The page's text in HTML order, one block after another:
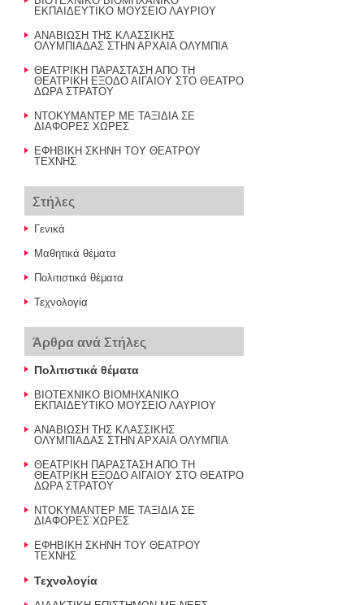
ΕΚΠΑΙΔΕΥΤΙΚΟ ΜΟΥΣΕΙΟ ΛΑΥΡΙΟΥ
ΑΝΑΒΙΩΣΗ ΤΗΣ ΚΛΑΣΣΙΚΗΣ
ΟΛΥΜΠΙΑΔΑΣ ΣΤΗΝ ΑΡΧΑΙΑ ΟΛΥΜΠΙΑ
ΘΕΑΤΡΙΚΗ ΠΑΡΑΣΤΑΣΗ ΑΠΟ ΤΗ
ΘΕΑΤΡΙΚΗ ΕΞΟΔΟ ΑΙΓΑΙΟΥ ΣΤΟ ΘΕΑΤΡΟ
ΔΩΡΑ ΣΤΡΑΤΟΥ
ΝΤΟΚΥΜΑΝΤΕΡ ΜΕ ΤΑΞΙΔΙΑ ΣΕ
ΔΙΑΦΟΡΕΣ ΧΩΡΕΣ
ΕΦΗΒΙΚΗ ΣΚΗΝΗ ΤΟΥ ΘΕΑΤΡΟΥ
ΤΕΧΝΗΣ
Στήλες
Γενικά
Μαθητικά θέματα
Πολιτιστικά θέματα
Τεχνολογία
Άρθρα ανά Στήλες
Πολιτιστικά θέματα
ΒΙΟΤΕΧΝΙΚΟ ΒΙΟΜΗΧΑΝΙΚΟ
ΕΚΠΑΙΔΕΥΤΙΚΟ ΜΟΥΣΕΙΟ ΛΑΥΡΙΟΥ
ΑΝΑΒΙΩΣΗ ΤΗΣ ΚΛΑΣΣΙΚΗΣ
ΟΛΥΜΠΙΑΔΑΣ ΣΤΗΝ ΑΡΧΑΙΑ ΟΛΥΜΠΙΑ
ΘΕΑΤΡΙΚΗ ΠΑΡΑΣΤΑΣΗ ΑΠΟ ΤΗ
ΘΕΑΤΡΙΚΗ ΕΞΟΔΟ ΑΙΓΑΙΟΥ ΣΤΟ ΘΕΑΤΡΟ
ΔΩΡΑ ΣΤΡΑΤΟΥ
ΝΤΟΚΥΜΑΝΤΕΡ ΜΕ ΤΑΞΙΔΙΑ ΣΕ
ΔΙΑΦΟΡΕΣ ΧΩΡΕΣ
ΕΦΗΒΙΚΗ ΣΚΗΝΗ ΤΟΥ ΘΕΑΤΡΟΥ
ΤΕΧΝΗΣ
Τεχνολογία